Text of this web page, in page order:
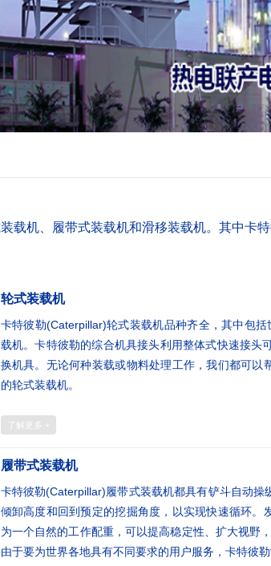
载机、履带式装载机和滑移装载机。其中卡
轮式装载机
卡特彼勒(Caterpillar)轮式装载机品种齐全，其中包
载机。卡特彼勒的综合机具接头利用整体式快速接头
换机具。无论何种装载或物料处理工作，我们都可以
的轮式装载机。
了解更多 +
履带式装载机
卡特彼勒(Caterpillar)履带式装载机都具有铲斗自动操
倾卸高度和回到预定的挖掘角度，以实现快速循环。
为一个自然的工作配重，可以提高稳定性、扩大视野
由于要为世界各地具有不同要求的用户服务，卡特彼勒